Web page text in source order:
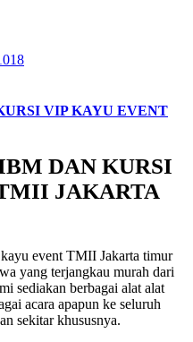
VIP KAYU EVENT
DAN KURSI
JAKARTA
event TMII Jakarta timur
yang terjangkau murah dari
sediakan berbagai alat alat
acara apapun ke seluruh
sekitar khususnya.